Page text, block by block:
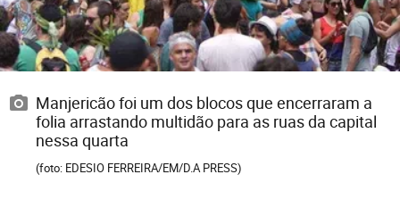
Manjericão foi um dos blocos que encerraram a
folia arrastando multidão para as ruas da capital
nessa quarta
(foto: EDESIO FERREIRA/EM/D.A PRESS)